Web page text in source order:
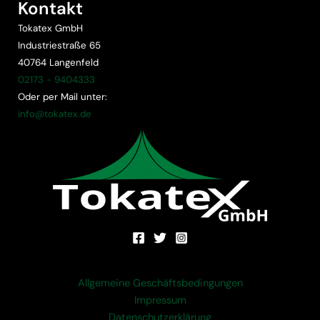
Kontakt
Tokatex GmbH
Industriestraße 65
40764 Langenfeld
02173 - 9404333
Oder per Mail unter:
info@tokatex.de
Allgemeine Geschäftsbedingungen
Impressum